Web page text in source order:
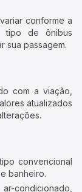
conforme a
tipo de ônibus
sua passagem.
com a viação,
atualizados
convencional
banheiro.
condicionado,